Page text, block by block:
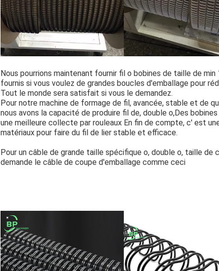
Nous pourrions maintenant fournir fil o bobines de taille de
fournis si vous voulez de grandes boucles d'emballage pour
Tout le monde sera satisfait si vous le demandez.
Pour notre machine de formage de fil, avancée, stable et de
nous avons la capacité de produire fil de, double o,Des
une meilleure collecte par rouleaux En fin de compte, c' est
matériaux pour faire du fil de lier stable et efficace.
Pour un câble de grande taille spécifique o, double o, taille de
demande le câble de coupe d'emballage comme ceci